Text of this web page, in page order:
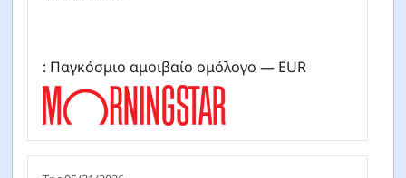
: Παγκόσμιο αμοιβαίο ομόλογο — EUR